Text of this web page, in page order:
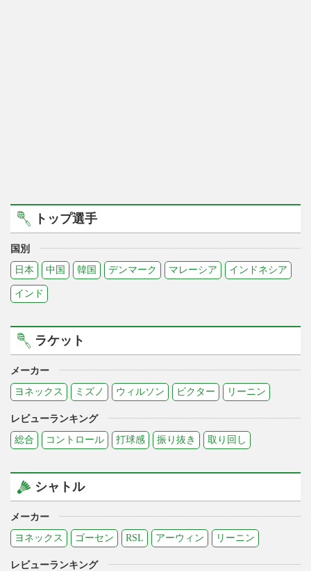
トップ選手
国別
日本
中国 韓国 デンマーク マレーシア インドネシア
インド
ラケット
メーカー
ヨネックス
ミズノ ウィルソン ビクター リーニン
レビューランキング
総合
コントロール 打球感 振り抜き 取り回し
シャトル
メーカー
ヨネックス
ゴーセン RSL アーウィン リーニン
レビューランキング